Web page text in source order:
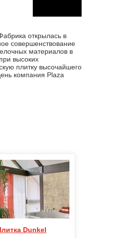
открылась в
совершенствование
материалов в
высоких
плитку высочайшего
компания Plaza
Плитка Dunkel